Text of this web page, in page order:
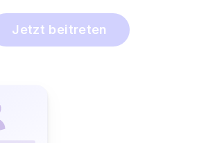
Jetzt beitreten